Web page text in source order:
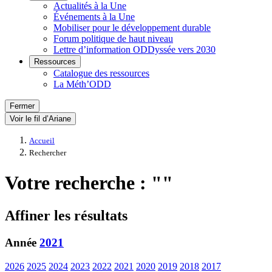
Actualités à la Une
Événements à la Une
Mobiliser pour le développement durable
Forum politique de haut niveau
Lettre d’information ODDyssée vers 2030
Ressources
Catalogue des ressources
La Méth’ODD
Fermer
Voir le fil d’Ariane
Accueil
Rechercher
Votre recherche : ""
Affiner les résultats
Année 2021
2026 2025 2024 2023 2022 2021 2020 2019 2018 2017